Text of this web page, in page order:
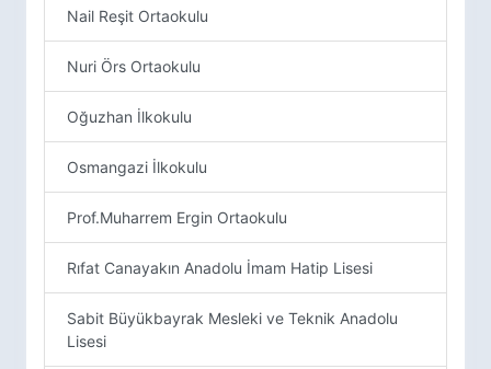
Nail Reşit Ortaokulu
Nuri Örs Ortaokulu
Oğuzhan İlkokulu
Osmangazi İlkokulu
Prof.Muharrem Ergin Ortaokulu
Rıfat Canayakın Anadolu İmam Hatip Lisesi
Sabit Büyükbayrak Mesleki ve Teknik Anadolu
Lisesi